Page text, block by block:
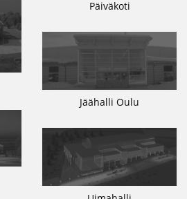
Päiväkoti
Jäähalli Oulu